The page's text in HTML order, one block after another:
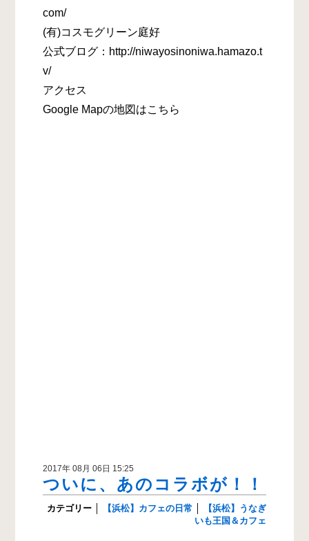
com/
(有)コスモグリーン庭好
公式ブログ：http://niwayosinoniwa.hamazo.t
v/
アクセス
Google Mapの地図はこちら
2017年 08月 06日 15:25
ついに、あのコラボが！！
カテゴリー 【浜松】カフェの日常
【浜松】うなぎ
いも王国＆カフェ